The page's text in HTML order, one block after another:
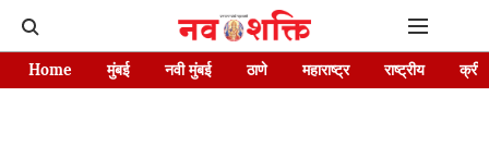
Home मुंबई नवी मुंबई ठाणे महाराष्ट्र राष्ट्रीय